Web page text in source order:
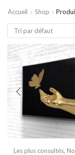
Accueil Shop
Les plus consultés,